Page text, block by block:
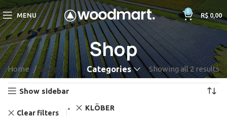
MENU
0
R$0,00
Shop
Categories
Home Shop Showing all 2 results
Show sidebar
Clear filters
KLÖBER